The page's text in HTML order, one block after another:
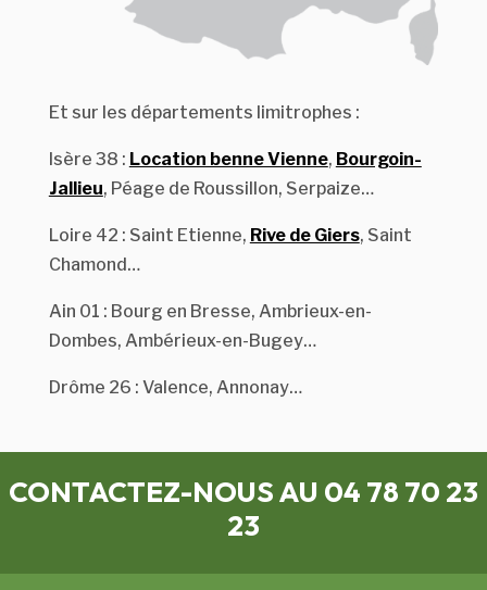
Et sur les départements limitrophes :
Isère 38 : Location benne Vienne, Bourgoin-
Jallieu, Péage de Roussillon, Serpaize…
Loire 42 : Saint Etienne, Rive de Giers, Saint
Chamond…
Ain 01 : Bourg en Bresse, Ambrieux-en-
Dombes, Ambérieux-en-Bugey…
Drôme 26 : Valence, Annonay…
CONTACTEZ-NOUS AU 04 78 70 23
23